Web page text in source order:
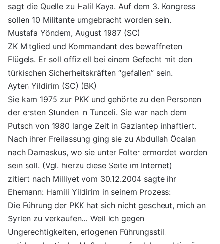
sagt die Quelle zu Halil Kaya. Auf dem 3. Kongress
sollen 10 Militante umgebracht worden sein.
Mustafa Yöndem, August 1987 (SC)
ZK Mitglied und Kommandant des bewaffneten
Flügels. Er soll offiziell bei einem Gefecht mit den
türkischen Sicherheitskräften “gefallen” sein.
Ayten Yildirim (SC) (BK)
Sie kam 1975 zur PKK und gehörte zu den Personen
der ersten Stunden in Tunceli. Sie war nach dem
Putsch von 1980 lange Zeit in Gaziantep inhaftiert.
Nach ihrer Freilassung ging sie zu Abdullah Öcalan
nach Damaskus, wo sie unter Folter ermordet worden
sein soll. (Vgl. hierzu diese Seite im Internet)
zitiert nach Milliyet vom 30.12.2004 sagte ihr
Ehemann: Hamili Yildirim in seinem Prozess:
Die Führung der PKK hat sich nicht gescheut, mich an
Syrien zu verkaufen… Weil ich gegen
Ungerechtigkeiten, erlogenen Führungsstil,